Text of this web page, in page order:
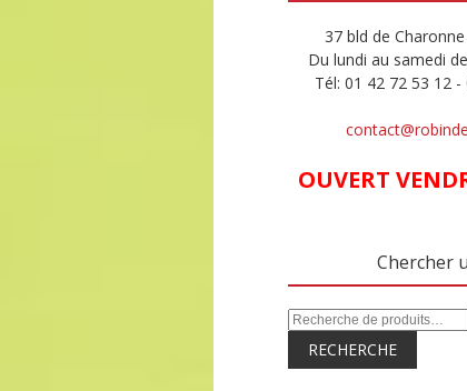
37 bld de
Du lundi au samedi
Tél: 01 42 72 53 12
OUVERT
Chercher
RECHERCHE